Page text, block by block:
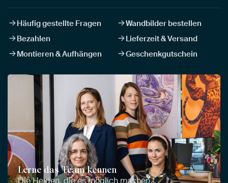
Häufig gestellte Fragen
Wandbilder bestellen
Bezahlen
Lieferzeit & Versand
Montieren & Aufhängen
Geschenkgutschein
Lerne das Team kennen